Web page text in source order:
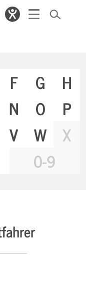
F G
H
N O
P
V W
X
0-9